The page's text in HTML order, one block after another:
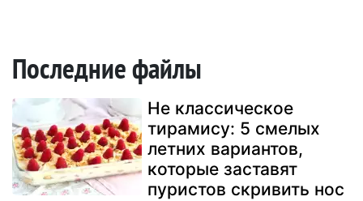
Последние файлы
Не классическое
тирамису: 5 смелых
летних вариантов,
которые заставят
пуристов скривить нос